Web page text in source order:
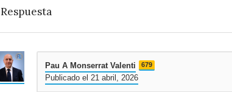
Respuesta
Pau A Monserrat Valenti 679
Publicado el 21 abril, 2026